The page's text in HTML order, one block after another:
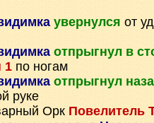
увернулся от
отпрыгнул в
1 по ногам
отпрыгнул
руке
Орк Повелитель